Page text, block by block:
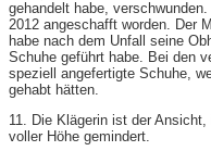
gehandelt habe,
2012 angeschafft worden. Der
habe nach dem Unfall seine
Schuhe geführt habe. Bei den
speziell angefertigte Schuhe,
gehabt hätten.
11. Die Klägerin ist der
voller Höhe gemindert.